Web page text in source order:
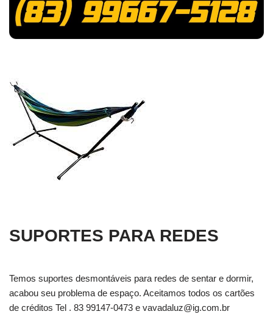
SUPORTES PARA REDES
Temos suportes desmontáveis para redes de sentar e dormir,
acabou seu problema de espaço. Aceitamos todos os cartões
de créditos Tel . 83 99147-0473 e vavadaluz@ig.com.br